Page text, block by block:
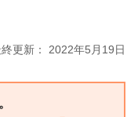
更新： 2022年5月19日